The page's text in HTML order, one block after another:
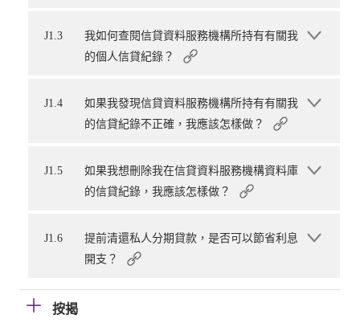
J1.3
我如何查閱信貸資料服務機構所持有有關我
的個人信貸紀錄？
J1.4
如果我發現信貸資料服務機構所持有有關我
的信貸紀錄不正確，我應該怎樣做？
J1.5
如果我想刪除我在信貸資料服務機構資料庫
的信貸紀錄，我應該怎樣做？
J1.6
提前清還私人分期貸款，是否可以節省利息
開支？
按揭